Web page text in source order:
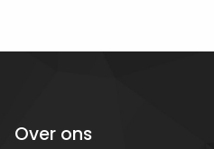
Over ons